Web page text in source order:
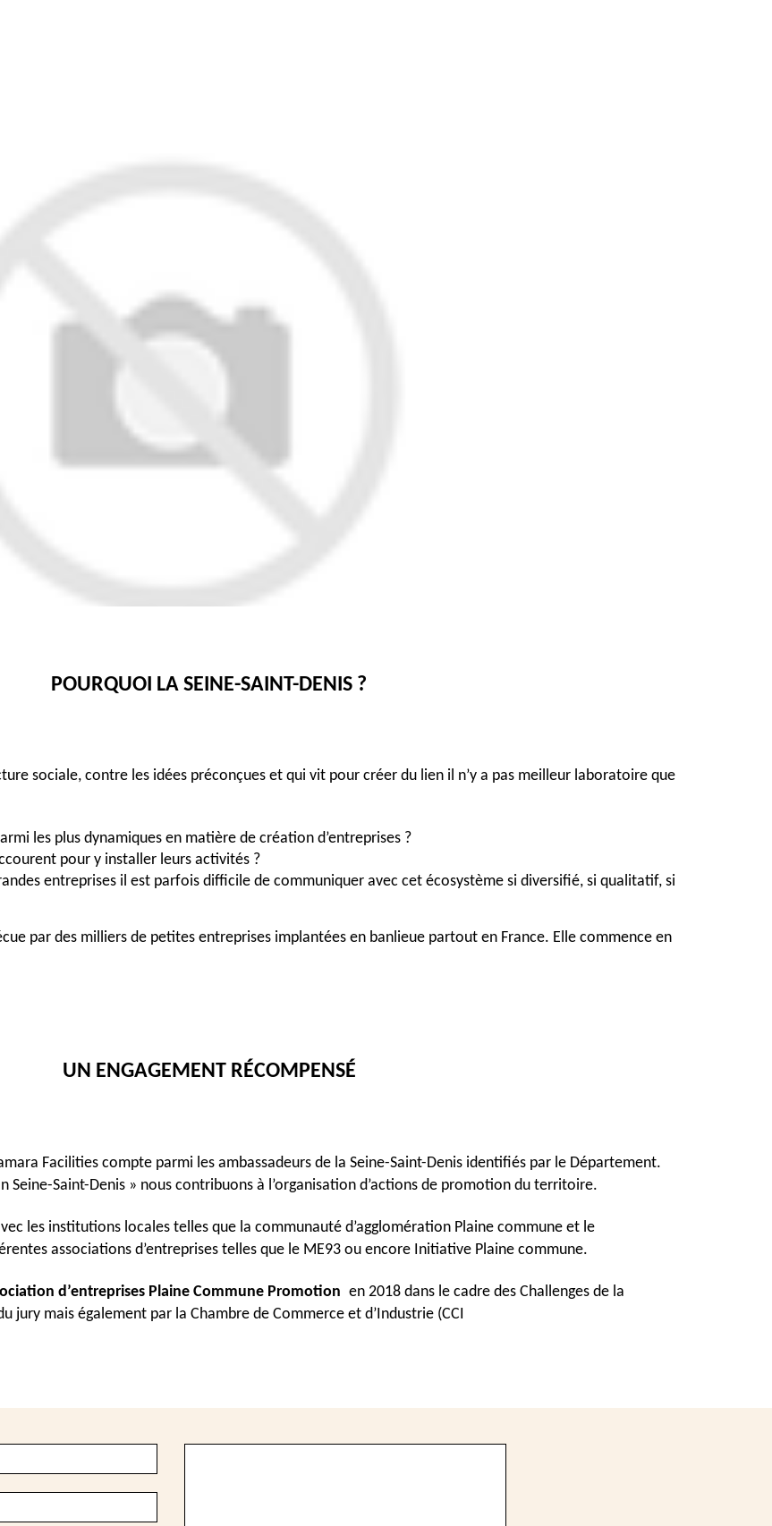
POURQUOI LA SEINE-SAINT-DENIS ?
sociale, contre les idées préconçues et qui vit pour créer du lien il n’y a pas meilleur laboratoire que
les plus dynamiques en matière de création d’entreprises ?
pour y installer leurs activités ?
entreprises il est parfois difficile de communiquer avec cet écosystème si diversifié, si qualitatif, si
par des milliers de petites entreprises implantées en banlieue partout en France. Elle commence en
UN ENGAGEMENT RÉCOMPENSÉ
Facilities compte parmi les ambassadeurs de la Seine-Saint-Denis identifiés par le Département.
Seine-Saint-Denis » nous contribuons à l’organisation d’actions de promotion du territoire.
les institutions locales telles que la communauté d’agglomération Plaine commune et le
associations d’entreprises telles que le ME93 ou encore Initiative Plaine commune.
d’entreprises Plaine Commune Promotion en 2018 dans le cadre des Challenges de la
mais également par la Chambre de Commerce et d’Industrie (CCI